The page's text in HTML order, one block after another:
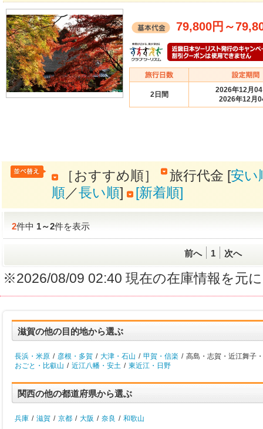
79,800円 ～
2日間
2026年12月
2026年12月
［おすすめ順］ 旅行代金 [安い
順／長い順] [新着順]
2件中1～2件を表示
前へ 1 次へ
※2026/08/09 02:40 現在の在庫情報を元
滋賀の他の目的地から選ぶ
長浜・米原 / 彦根・多賀 / 大津・石山 / 甲賀・信楽 / 高島・志賀・近江舞子
おごと・比叡山 / 近江八幡・安土 / 東近江・日野
関西の他の都道府県から選ぶ
兵庫 / 滋賀 / 京都 / 大阪 / 奈良 / 和歌山